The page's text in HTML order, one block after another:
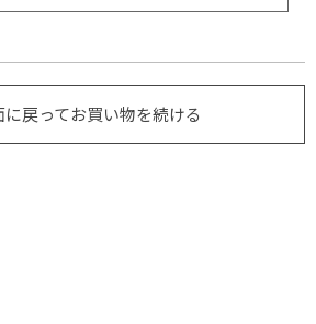
に戻ってお買い物を続ける